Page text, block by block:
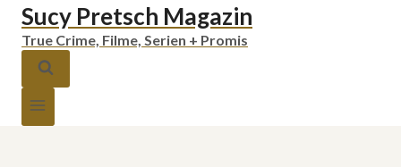
Sucy Pretsch Magazin
True Crime, Filme, Serien + Promis